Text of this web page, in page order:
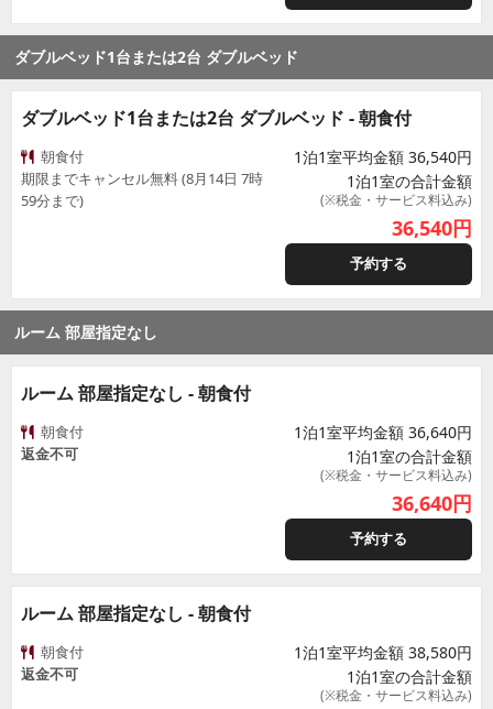
ダブルベッド1台または2台 ダブルベッド
ダブルベッド1台または2台 ダブルベッド - 朝食付
朝食付
期限までキャンセル無料 (8月14日 7時
59分まで)
1泊1室平均金額 36,540円
1泊1室の合計金額
(※税金・サービス料込み)
36,540円
予約する
ルーム 部屋指定なし
ルーム 部屋指定なし - 朝食付
朝食付
返金不可
1泊1室平均金額 36,640円
1泊1室の合計金額
(※税金・サービス料込み)
36,640円
予約する
ルーム 部屋指定なし - 朝食付
朝食付
返金不可
1泊1室平均金額 38,580円
1泊1室の合計金額
(※税金・サービス料込み)